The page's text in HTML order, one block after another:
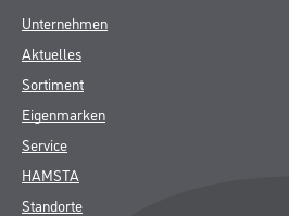
Unternehmen
Aktuelles
Sortiment
Eigenmarken
Service
HAMSTA
Standorte